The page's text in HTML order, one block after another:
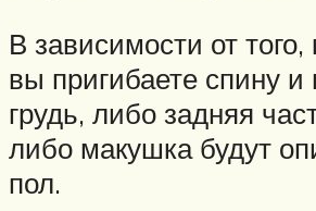
В зависимости от того,
вы пригибаете спину
грудь, либо задняя
либо макушка будут
пол.